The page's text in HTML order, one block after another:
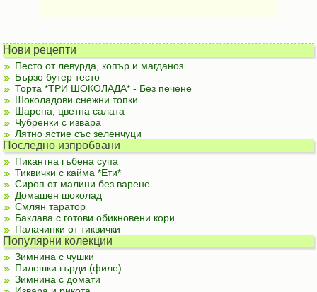
Нови рецепти
Песто от левурда, копър и магданоз
Бързо бутер тесто
Торта *ТРИ ШОКОЛАДА* - Без печене
Шоколадови снежни топки
Шарена, цветна салата
Чубренки с извара
Лятно ястие със зеленчуци
Последно изпробвани
Пикантна гъбена супа
Тиквички с кайма *Ети*
Сироп от малини без варене
Домашен шоколад
Смлян таратор
Баклава с готови обикновени кори
Палачинки от тиквички
Популярни колекции
Зимнина с чушки
Пилешки гърди (филе)
Зимнина с домати